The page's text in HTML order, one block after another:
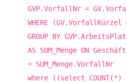
GVP.VorfallNr =
WHERE (GV.VorfallKürzel
GROUP BY
AS SUM_Menge ON
= SUM_Menge.VorfallNr
where ((select COUNT(*)